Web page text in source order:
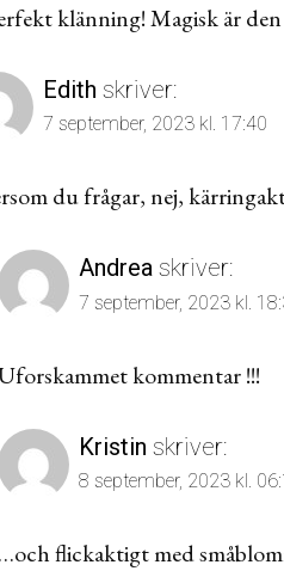
klänning! Magisk är
Edith skriver:
7 september, 2023 kl. 17:40
du frågar, nej,
Andrea skriver:
7 september, 2023 kl.
kommentar !!!
Kristin skriver:
8 september, 2023 kl.
…och flickaktigt med